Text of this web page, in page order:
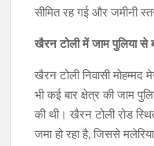
सीमित रह गई और जमीनी
खैरन टोली में जाम पुलिया से
खैरन टोली निवासी मोहम्मद
भी कई बार क्षेत्र की जाम
की थी। खैरन टोली रोड
जमा हो रहा है, जिससे